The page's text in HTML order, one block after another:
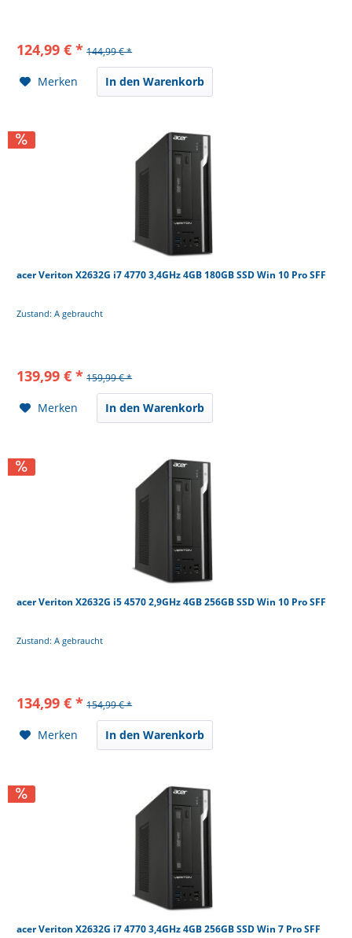
124,99 € * 144,99 € *
Merken In den Warenkorb
acer Veriton X2632G i7 4770 3,4GHz 4GB 180GB SSD Win 10 Pro SFF
Zustand: A gebraucht
139,99 € * 159,99 € *
Merken In den Warenkorb
acer Veriton X2632G i5 4570 2,9GHz 4GB 256GB SSD Win 10 Pro SFF
Zustand: A gebraucht
134,99 € * 154,99 € *
Merken In den Warenkorb
acer Veriton X2632G i7 4770 3,4GHz 4GB 256GB SSD Win 7 Pro SFF